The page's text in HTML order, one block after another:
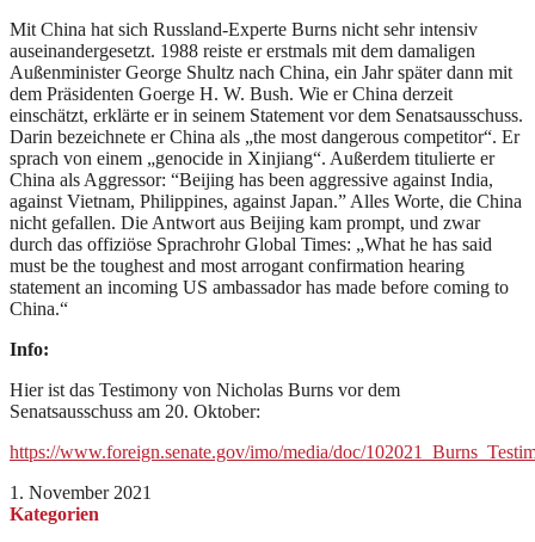
Mit China hat sich Russland-Experte Burns nicht sehr intensiv
auseinandergesetzt. 1988 reiste er erstmals mit dem damaligen
Außenminister George Shultz nach China, ein Jahr später dann mit
dem Präsidenten Goerge H. W. Bush. Wie er China derzeit
einschätzt, erklärte er in seinem Statement vor dem Senatsausschuss.
Darin bezeichnete er China als „the most dangerous competitor“. Er
sprach von einem „genocide in Xinjiang“. Außerdem titulierte er
China als Aggressor: “Beijing has been aggressive against India,
against Vietnam, Philippines, against Japan.” Alles Worte, die China
nicht gefallen. Die Antwort aus Beijing kam prompt, und zwar
durch das offiziöse Sprachrohr Global Times: „What he has said
must be the toughest and most arrogant confirmation hearing
statement an incoming US ambassador has made before coming to
China.“
Info:
Hier ist das Testimony von Nicholas Burns vor dem
Senatsausschuss am 20. Oktober:
https://www.foreign.senate.gov/imo/media/doc/
1. November 2021
Kategorien